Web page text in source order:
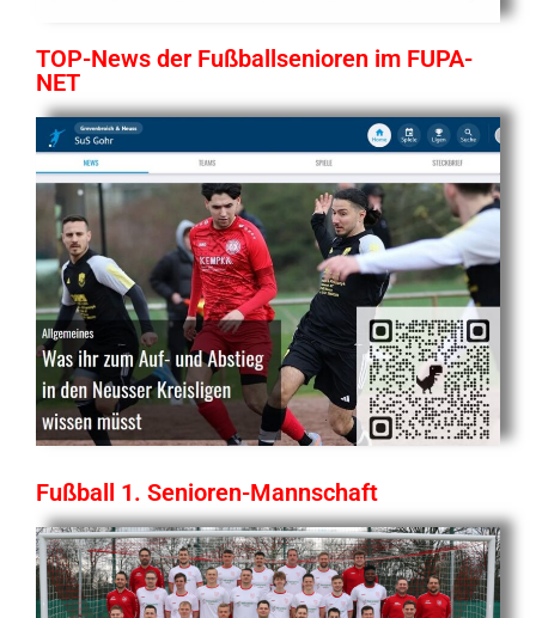
TOP-News der Fußballsenioren im FUPA-
NET
Fußball 1. Senioren-Mannschaft